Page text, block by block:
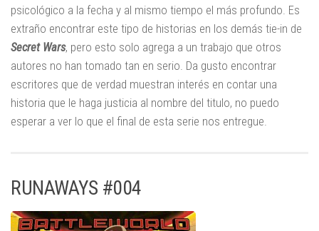
psicológico a la fecha y al mismo tiempo el más profundo. Es
extraño encontrar este tipo de historias en los demás tie-in de
Secret Wars, pero esto solo agrega a un trabajo que otros
autores no han tomado tan en serio. Da gusto encontrar
escritores que de verdad muestran interés en contar una
historia que le haga justicia al nombre del titulo, no puedo
esperar a ver lo que el final de esta serie nos entregue.
RUNAWAYS #004